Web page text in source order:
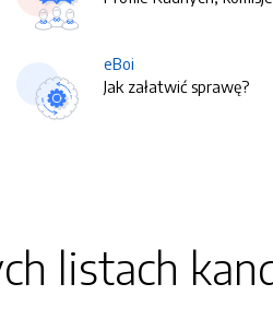
eBoi
Jak załatwić sprawę?
listach